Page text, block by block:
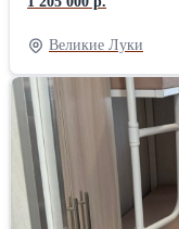
позволяющим
груза по бокам. * Покраска: полиуретановое покрытие,
содержащее цинк-
долговечность и
раме прочной стали. * Единая усиленная рама, с шаровой
системой
Использование
дисками. * Использование импортных гидроцилиндров и
поворотных кругов.
Великие Луки